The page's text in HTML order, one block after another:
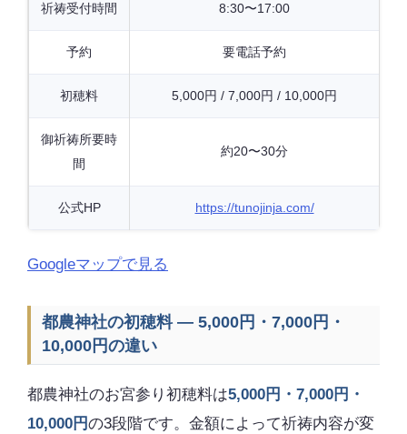
祈祷受付時間 8:30〜17:00
予約 要電話予約
初穂料 5,000円 / 7,000円 / 10,000円
御祈祷所要時
間
約20〜30分
公式HP https://tunojinja.com/
Googleマップで見る
都農神社の初穂料 — 5,000円・7,000円・
10,000円の違い
都農神社のお宮参り初穂料は5,000円・7,000円・
10,000円の3段階です。金額によって祈祷内容が変